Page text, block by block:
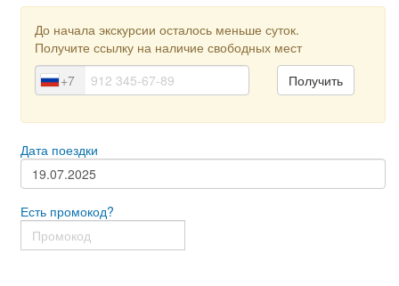
До начала экскурсии осталось меньше суток.
Получите ссылку на наличие свободных мест
+7
Дата поездки
Есть промокод?